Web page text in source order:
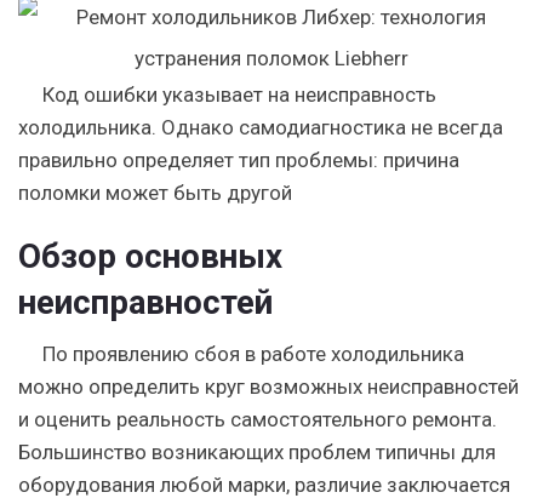
Код ошибки указывает на неисправность
холодильника. Однако самодиагностика не всегда
правильно определяет тип проблемы: причина
поломки может быть другой
Обзор основных
неисправностей
По проявлению сбоя в работе холодильника
можно определить круг возможных неисправностей
и оценить реальность самостоятельного ремонта.
Большинство возникающих проблем типичны для
оборудования любой марки, различие заключается